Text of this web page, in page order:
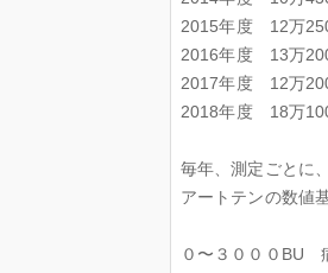
2015年度 12万
2016年度 13万
2017年度 12万
2018年度 18万
毎年、測定ごとに
アートテンの数値
０〜３０００BU